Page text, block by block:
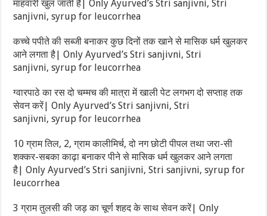
माहवारी खुल जाती है| Only Ayurved’s Stri sanjivni, Stri
sanjivni, syrup for leucorrhea
कच्चे पपीते की सब्जी बनाकर कुछ दिनों तक खाने से मासिक धर्म खुलकर
आने लगता है| Only Ayurved’s Stri sanjivni, Stri
sanjivni, syrup for leucorrhea
ग्वारपाठे का रस दो चम्मच की मात्रा में खाली पेट लगभग दो सप्ताह तक
सेवन करें| Only Ayurved’s Stri sanjivni, Stri
sanjivni, syrup for leucorrhea
10 ग्राम तिल, 2, ग्राम कालीमिर्च, दो नग छोटी पीपल तथा जरा-सी
शक्कर-सबका काढ़ा बनाकर पीने से मासिक धर्म खुलकर आने लगता
है| Only Ayurved’s Stri sanjivni, Stri sanjivni, syrup for
leucorrhea
3 ग्राम तुलसी की जड़ का चूर्ण शहद के साथ सेवन करें| Only